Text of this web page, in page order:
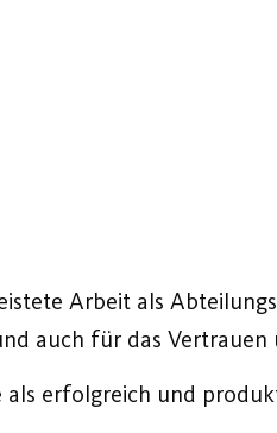
Arbeit als
auch für das Vertrauen
erfolgreich und